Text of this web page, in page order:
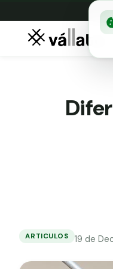
ARTICULOS 19 de
usos